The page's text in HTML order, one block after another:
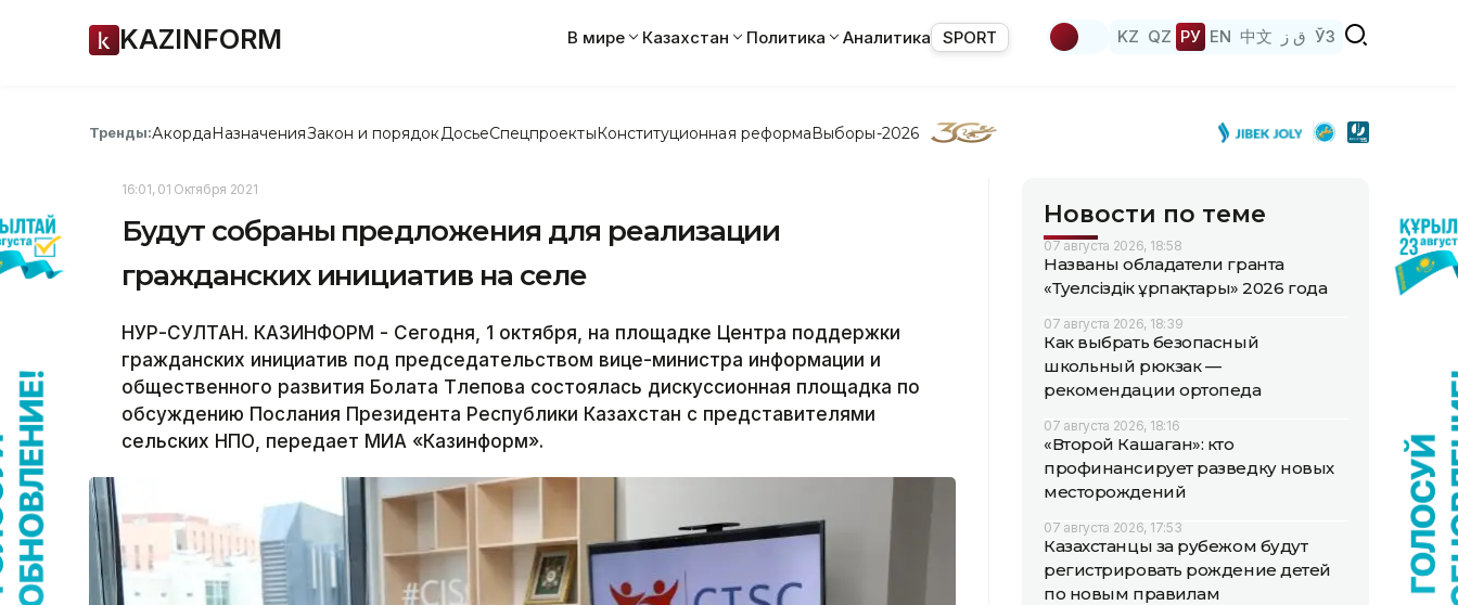
KAZINFORM В мире Казахстан Политика Аналитика SPORT KZ QZ РУ EN 中文 ق ز ЎЗ
Тренды:АкордаНазначенияЗакон и порядок ДосьеСпецпроектыКонституционная реформаВыборы-2026
16:01, 01 Октября 2021
Будут собраны предложения для реализации
гражданских инициатив на селе
НУР-СУЛТАН. КАЗИНФОРМ - Сегодня, 1 октября, на площадке Центра поддержки
гражданских инициатив под председательством вице-министра информации и
общественного развития Болата Тлепова состоялась дискуссионная площадка по
обсуждению Послания Президента Республики Казахстан с представителями
сельских НПО, передает МИА «Казинформ».
Новости по теме
07 августа 2026, 18:58
Названы обладатели гранта
«Тәуелсіздік ұрпақтары» 2026 года
07 августа 2026, 18:39
Как выбрать безопасный
школьный рюкзак —
рекомендации ортопеда
07 августа 2026, 18:16
«Второй Кашаган»: кто
профинансирует разведку новых
месторождений
07 августа 2026, 17:53
Казахстанцы за рубежом будут
регистрировать рождение детей
по новым правилам